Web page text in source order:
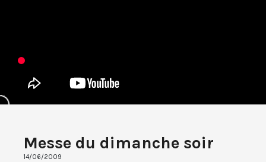
Messe du dimanche soir
14/06/2009